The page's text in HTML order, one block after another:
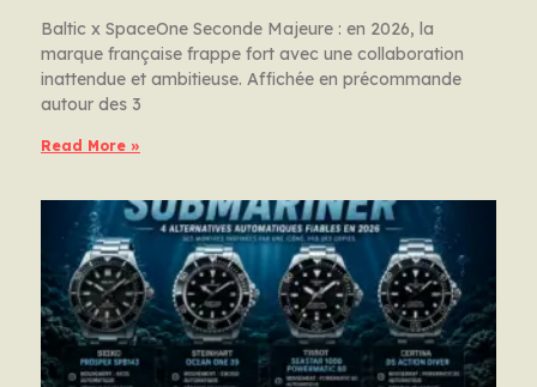
Baltic x SpaceOne Seconde Majeure : en 2026, la
marque française frappe fort avec une collaboration
inattendue et ambitieuse. Affichée en précommande
autour des 3
Read More »